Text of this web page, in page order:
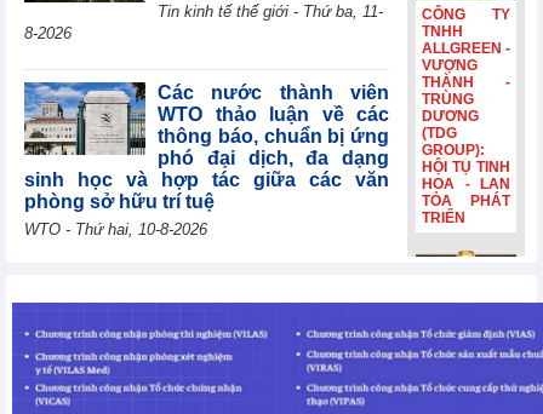
đồng
Tin kinh tế thế giới - Thứ ba, 11-
8-2026
Các nước thành viên
WTO thảo luận về các
thông báo, chuẩn bị ứng
phó đại dịch, đa dạng
sinh học và hợp tác giữa các văn
phòng sở hữu trí tuệ
WTO - Thứ hai, 10-8-2026
WTO năm 2026, cảm ơn
các nước thành viên vì
sự hợp tác liên tục
WTO - Thứ hai, 10-8-2026
CÔNG TY
TNHH
ALLGREEN -
VƯỢNG
THÀNH -
TRÙNG
DƯƠNG
(TDG
GROUP):
HỘI TỤ TINH
HOA - LAN
TỎA PHÁT
TRIỂN
Bia Hà Nội
diện, tiếp
nối hành
hơn 132